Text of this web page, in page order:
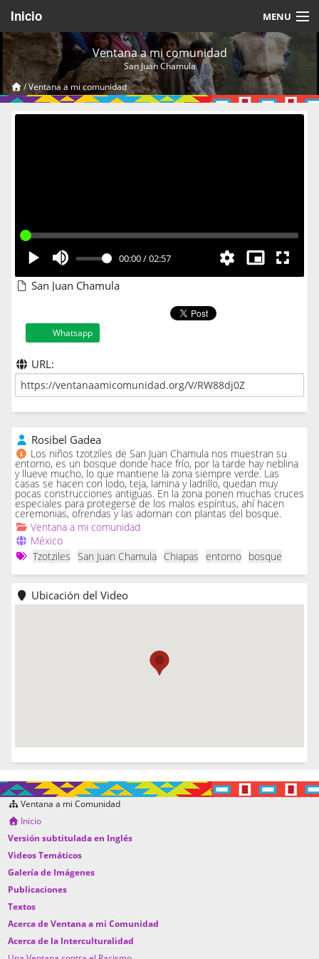
Inicio MENU
Acerca de
Videos Temáticos
Cerrar Sesión
Ventana a mi comunidad
San Juan Chamula
/Ventana a mi comunidad
00:00/02:57
San Juan Chamula
Whatsapp
URL:
Rosibel Gadea
Los niños tzotziles de San Juan Chamula nos muestran su
entorno, es un bosque donde hace frío, por la tarde hay neblina
y llueve mucho, lo que mantiene la zona siempre verde. Las
casas se hacen con lodo, teja, lamina y ladrillo, quedan muy
pocas construcciones antiguas. En la zona ponen muchas cruces
especiales para protegerse de los malos espíritus, ahí hacen
ceremonias, ofrendas y las adornan con plantas del bosque.
Ventana a mi comunidad
México
Tzotziles
San Juan Chamula Chiapas entorno bosque
Ubicación del Video
Ventana a mi Comunidad
Inicio
Versión subtitulada en Inglés
Videos Temáticos
Galería de Imágenes
Publicaciones
Textos
Acerca de Ventana a mi Comunidad
Acerca de la Interculturalidad